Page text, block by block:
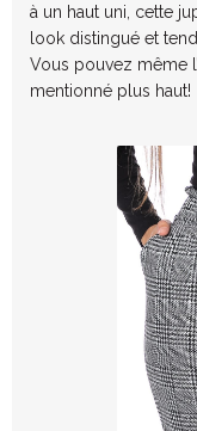
à un haut uni, cette
look distingué et
Vous pouvez même
mentionné plus haut!